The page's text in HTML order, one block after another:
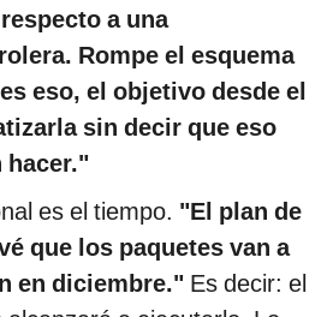
a una
Rompe el esquema
eso, el objetivo desde el
sin decir que eso
hacer."
es el tiempo. "El plan de
que los paquetes van a
en diciembre." Es decir: el